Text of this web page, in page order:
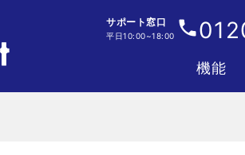
サポート窓口
平日10:00~18:00
機能
電話
IVR・着信フロ
顧客管理
分析
AI
連携
管理・セキュ